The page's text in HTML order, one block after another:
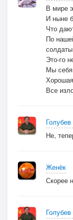
В мире
И ныне
Что
По
Это-го
Мы
Все
Не,
Женёк
Скорее